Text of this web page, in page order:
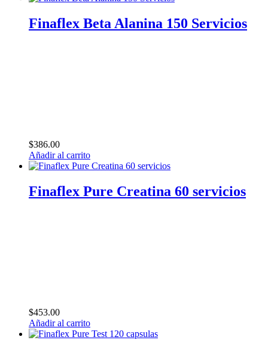
Finaflex Beta Alanina 150 Servicios
$386.00
Añadir al carrito
Finaflex Pure Creatina 60 servicios
$453.00
Añadir al carrito